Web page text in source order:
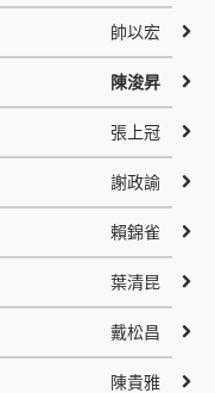
帥以宏
陳浚昇
張上冠
謝政諭
賴錦雀
葉清昆
戴松昌
陳貴雅